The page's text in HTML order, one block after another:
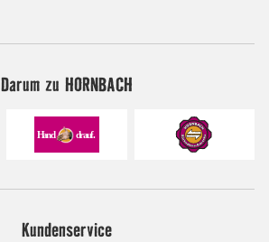
Darum zu HORNBACH
Kundenservice